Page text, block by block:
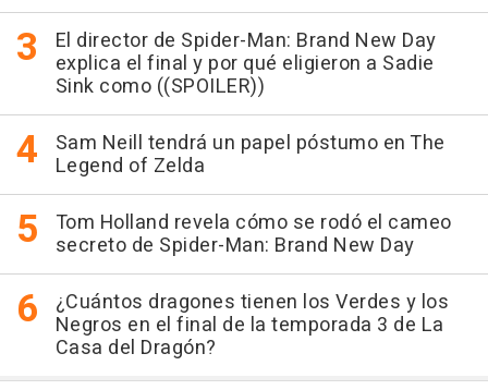
El director de Spider-Man: Brand New Day
explica el final y por qué eligieron a Sadie
Sink como ((SPOILER))
Sam Neill tendrá un papel póstumo en The
Legend of Zelda
Tom Holland revela cómo se rodó el cameo
secreto de Spider-Man: Brand New Day
¿Cuántos dragones tienen los Verdes y los
Negros en el final de la temporada 3 de La
Casa del Dragón?